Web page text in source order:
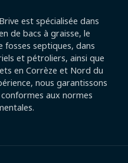
est spécialisée dans
de bacs à graisse, le
fosses septiques, dans
et pétroliers, ainsi que
en Corrèze et Nord du
nous garantissons
aux normes